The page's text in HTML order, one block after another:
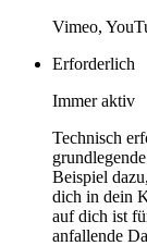
Vimeo,
Erforderlich
Immer aktiv
Technisch
Beispiel
dich in dein
auf dich ist
anfallende